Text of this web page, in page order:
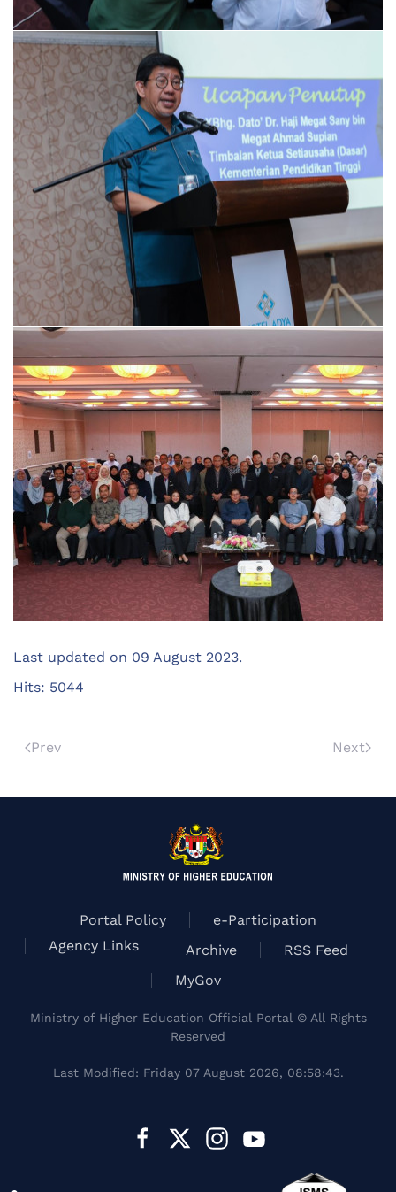
Last updated on 09 August 2023.
Hits: 5044
Prev Next
Portal Policy
e-Participation
Agency Links
Archive
RSS Feed
MyGov
Ministry of Higher Education Official Portal © All Rights
Reserved
Last Modified: Friday 07 August 2026, 08:58:43.